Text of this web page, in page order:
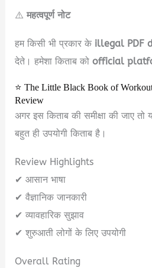
⚠️महत्वपूर्ण नोट
हम किसी भी प्रकार के illegal PDF
देते। हमेशा किताब कोofficial
⭐ The Little Black Book of
Review
अगर इस किताब की समीक्षा की जाए
बहुत ही उपयोगी किताब है।
Review Highlights
✔ आसान भाषा
✔ वैज्ञानिक जानकारी
✔ व्यावहारिक सुझाव
✔ शुरुआती लोगों के लिए उपयोगी
Overall Rating